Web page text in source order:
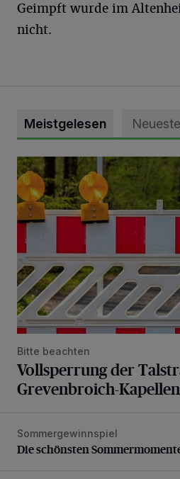
Geimpft wurde im
nicht.
Meistgelesen
Vollsperrung der Talstraße in
Bitte beachten
Vollsperrung der
Grevenbroich-Kapellen
Die schönsten
Sommergewinnspiel
Die schönsten